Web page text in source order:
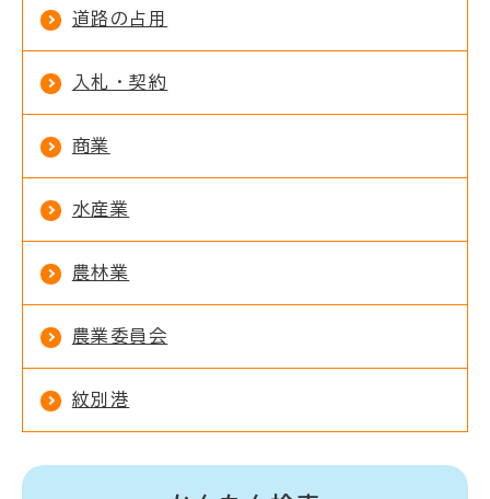
道路の占用
入札・契約
商業
水産業
農林業
農業委員会
紋別港